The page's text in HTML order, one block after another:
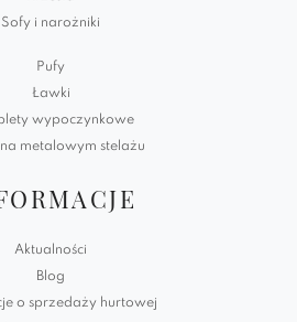
Sofy i narożniki
Pufy
Ławki
wypoczynkowe
metalowym stelażu
Aktualności
Blog
o sprzedaży hurtowej